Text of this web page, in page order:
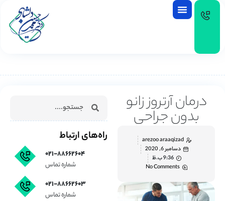
درمان آرتروز زانو
بدون جراحی
arezoo araaqizad
دسامبر 6, 2020
9:36 ب.ظ
No Comments
راه‌های ارتباط
۰۲۱-۸۸۶۶۲۶۰۴
شماره تماس
۰۲۱-۸۸۶۶۲۶۰۳
شماره تماس